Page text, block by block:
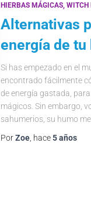
HIERBAS MÁGICAS WITCH
Alternativas
energía de tu
Si has empezado en el
encontrado fácilmente
de energía gastada,
mágicos. Sin embargo,
sahumerios, su humo
PorZoe , hace5 años